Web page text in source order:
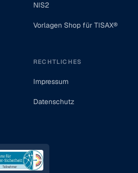
NIS2
Vorlagen Shop für TISAX®
RECHTLICHES
Impressum
Datenschutz